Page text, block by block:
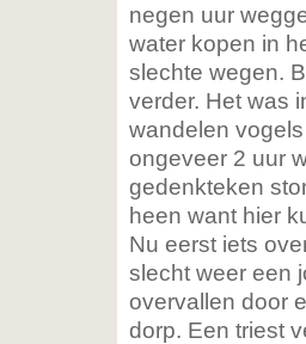
negen uur
water kopen in
slechte wegen.
verder. Het was
wandelen
ongeveer 2 uur
gedenkteken
heen want hier
Nu eerst iets
slecht weer een
overvallen door
dorp. Een triest